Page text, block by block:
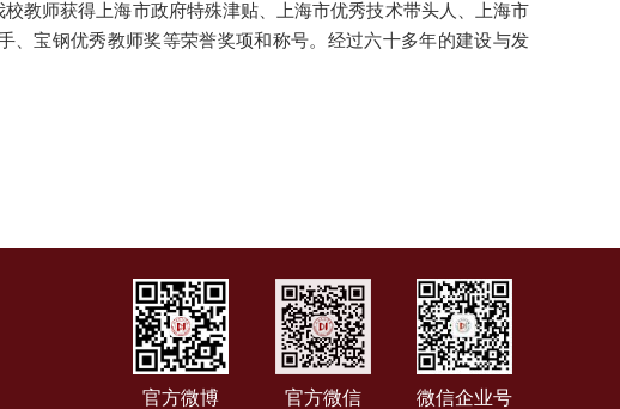
教师获得上海市政府特殊津贴、上海市优秀技术带头人、上海市
宝钢优秀教师奖等荣誉奖项和称号。经过六十多年的建设与发
官方微博 官方微信 微信企业号